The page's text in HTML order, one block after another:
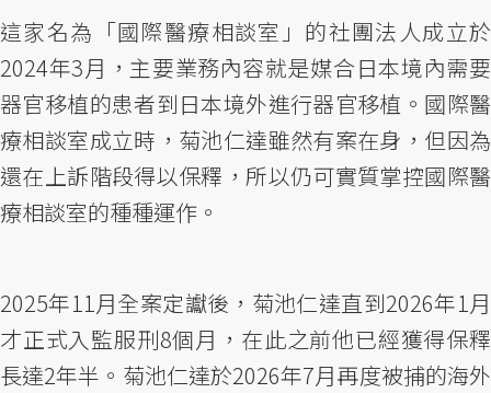
這家名為「國際醫療相談室」的社團法人成立於
2024年3月，主要業務內容就是媒合日本境內需要
器官移植的患者到日本境外進行器官移植。國際醫
療相談室成立時，菊池仁達雖然有案在身，但因為
還在上訴階段得以保釋，所以仍可實質掌控國際醫
療相談室的種種運作。
2025年11月全案定讞後，菊池仁達直到2026年1月
才正式入監服刑8個月，在此之前他已經獲得保釋
長達2年半。菊池仁達於2026年7月再度被捕的海外